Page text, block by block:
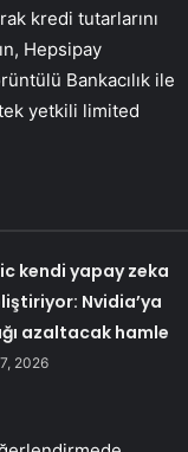
kredi tutarlarını
Hepsipay
Bankacılık ile
yetkili limited
kendi yapay zeka
Nvidia’ya
azaltacak hamle
2026